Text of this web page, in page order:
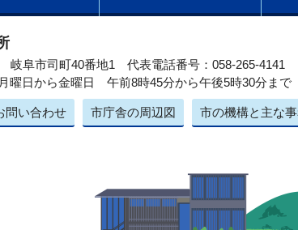
岐阜市司町40番地1 代表電話番号：058-265-4141
曜日から金曜日 午前8時45分から午後5時30分まで
問い合わせ 市庁舎の周辺図 市の機構と主な